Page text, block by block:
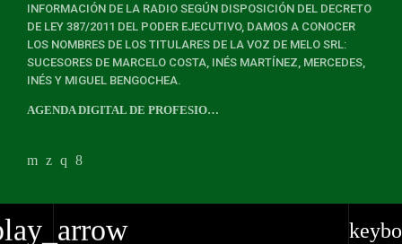
INFORMACIÓN DE LA RADIO SEGÚN DISPOSICIÓN DEL DECRETO
DE LEY 387/2011 DEL PODER EJECUTIVO, DAMOS A CONOCER
LOS NOMBRES DE LOS TITULARES DE LA VOZ DE MELO SRL:
SUCESORES DE MARCELO COSTA, INÉS MARTÍNEZ, MERCEDES,
INÉS Y MIGUEL BENGOCHEA.
AGENDA DIGITAL DE PROFESIONALES